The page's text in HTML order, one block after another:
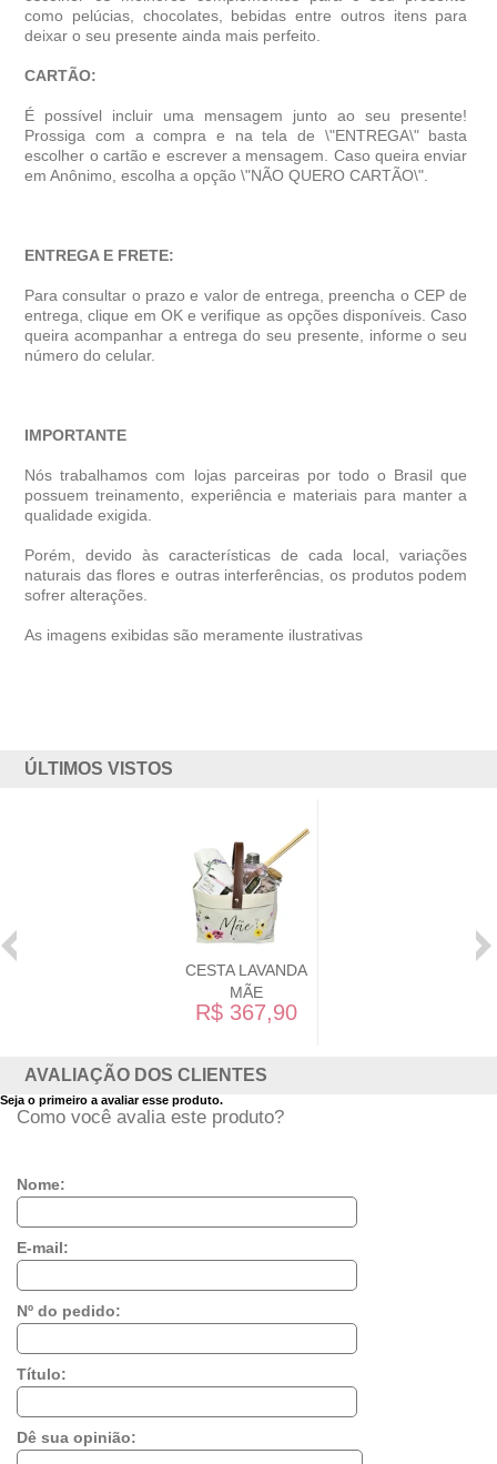
como pelúcias, chocolates, bebidas entre outros itens para
deixar o seu presente ainda mais perfeito.
CARTÃO:
É possível incluir uma mensagem junto ao seu presente!
Prossiga com a compra e na tela de \"ENTREGA\" basta
escolher o cartão e escrever a mensagem. Caso queira enviar
em Anônimo, escolha a opção \"NÃO QUERO CARTÃO\".
ENTREGA E FRETE:
Para consultar o prazo e valor de entrega, preencha o CEP de
entrega, clique em OK e verifique as opções disponíveis. Caso
queira acompanhar a entrega do seu presente, informe o seu
número do celular.
IMPORTANTE
Nós trabalhamos com lojas parceiras por todo o Brasil que
possuem treinamento, experiência e materiais para manter a
qualidade exigida.
Porém, devido às características de cada local, variações
naturais das flores e outras interferências, os produtos podem
sofrer alterações.
As imagens exibidas são meramente ilustrativas
ÚLTIMOS VISTOS
CESTA LAVANDA
MÃE
R$ 367,90
AVALIAÇÃO DOS CLIENTES
Seja o primeiro a avaliar esse produto.
Como você avalia este produto?
Nome:
E-mail:
Nº do pedido:
Título:
Dê sua opinião: